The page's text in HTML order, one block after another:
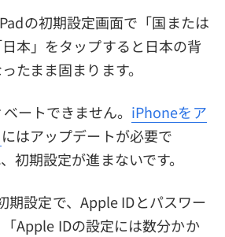
の初期設定画面で「国または
本」をタップすると日本の背
たまま固まります。
ベートできません。 iPhoneをア
にはアップデートが必要で
初期設定が進まないです。
期設定で、Apple IDとパスワー
Apple IDの設定には数分かか